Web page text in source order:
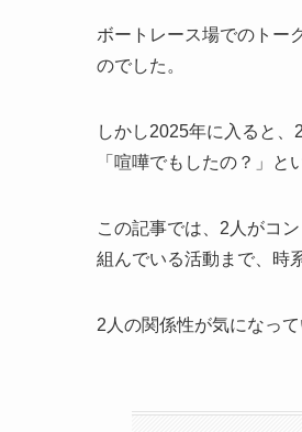
ボートレース場でのトー
のでした。
しかし2025年に入ると、
「喧嘩でもしたの？」と
この記事では、2人がコ
組んでいる活動まで、時
2人の関係性が気になっ